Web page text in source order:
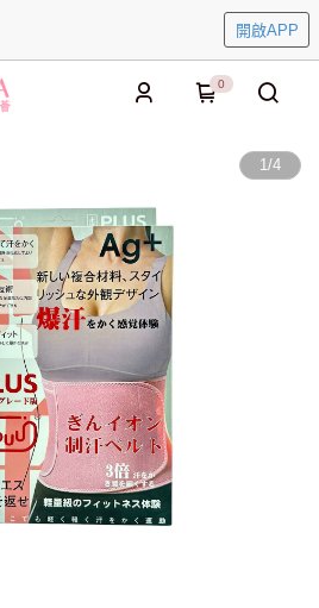
開啟APP
0
1/4